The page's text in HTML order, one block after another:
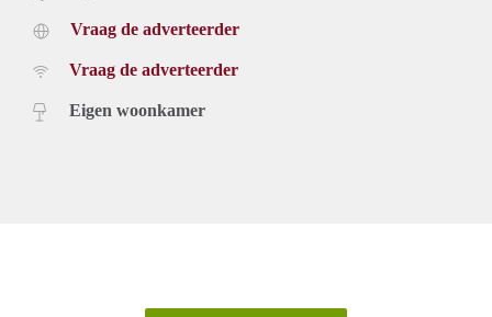
Vraag de adverteerder
Vraag de adverteerder
Eigen woonkamer